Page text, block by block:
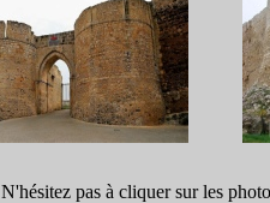
N'hésitez pas à cliquer sur les